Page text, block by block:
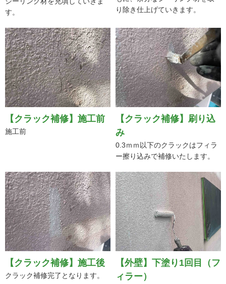
す。
り除き仕上げていきます。
【クラック補修】施工前
施工前
【クラック補修】刷り込
み
0.3ｍｍ以下のクラックはフィラ
ー擦り込みで補修いたします。
【クラック補修】施工後
クラック補修完了となります。
【外壁】下塗り1回目（フ
ィラー）